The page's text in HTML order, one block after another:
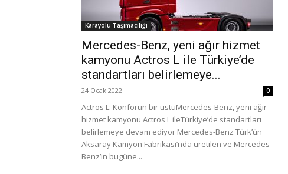
Karayolu Taşımacılığı
Mercedes-Benz, yeni ağır hizmet
kamyonu Actros L ile Türkiye’de
standartları belirlemeye...
24 Ocak 2022 0
Actros L: Konforun bir üstüMercedes-Benz, yeni ağır
hizmet kamyonu Actros L ileTürkiye’de standartları
belirlemeye devam ediyor Mercedes-Benz Türk’ün
Aksaray Kamyon Fabrikası’nda üretilen ve Mercedes-
Benz’in bugüne...